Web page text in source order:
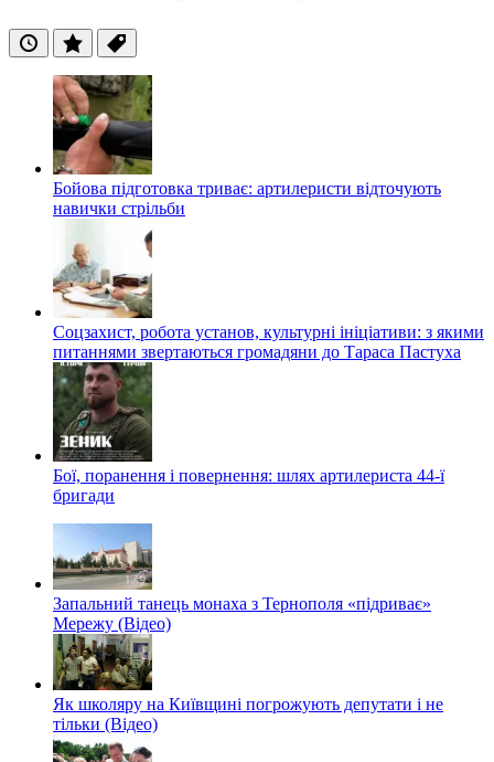
ОстанніПопулярні
Теги
Бойова підготовка триває: артилеристи відточують
навички стрільби
Соцзахист, робота установ, культурні ініціативи: з якими
питаннями звертаються громадяни до Тараса Пастуха
Бої, поранення і повернення: шлях артилериста 44-ї
бригади
Запальний танець монаха з Тернополя «підриває»
Мережу (Відео)
Як школяру на Київщині погрожують депутати і не
тільки (Відео)